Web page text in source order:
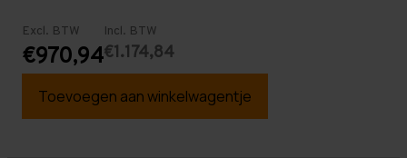
Excl. BTW
€970,94
Incl. BTW
€1.174,84
Toevoegen aan winkelwagentje